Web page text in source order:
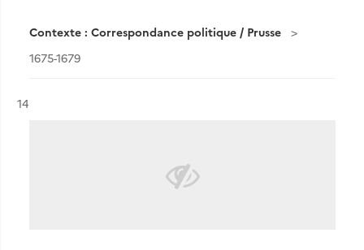
Contexte : Correspondance politique / Prusse
1675-1679
Résultat n°
14